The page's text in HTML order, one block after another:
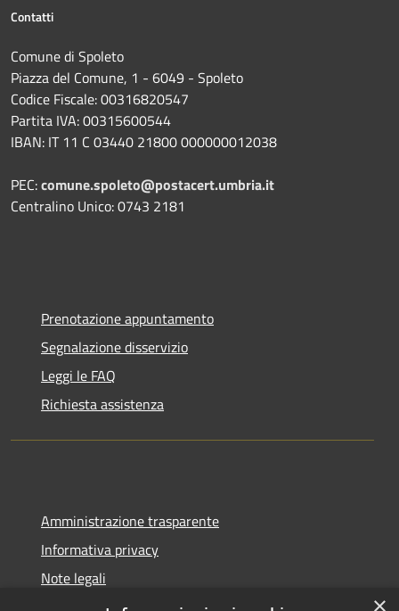
Contatti
Comune di Spoleto
Piazza del Comune, 1 - 6049 - Spoleto
Codice Fiscale: 00316820547
Partita IVA: 00315600544
IBAN: IT 11 C 03440 21800 000000012038
PEC:comune.spoleto@postacert.umbria.it
Centralino Unico: 0743 2181
Prenotazione appuntamento
Segnalazione disservizio
Leggi le FAQ
Richiesta assistenza
Amministrazione trasparente
Informativa privacy
Note legali
Dichiarazione di accessibilità